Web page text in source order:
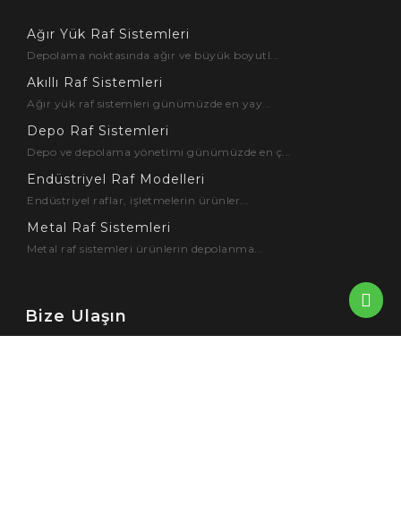
Ağır Yük Raf Sistemleri
Depolama noktasında ağır ve büyük boyutl...
Akıllı Raf Sistemleri
Ağır yük raf sistemleri günümüzde en yay...
Depo Raf Sistemleri
Depo ve depolama yönetimi günümüzde en ç...
Endüstriyel Raf Modelleri
Endüstriyel raflar, işletmelerin ürünler...
Metal Raf Sistemleri
Metal raf sistemleri ürünlerin depolanma...
Bize Ulaşın